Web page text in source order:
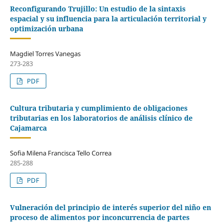
Reconfigurando Trujillo: Un estudio de la sintaxis
espacial y su influencia para la articulación territorial y
optimización urbana
Magdiel Torres Vanegas
273-283
PDF
Cultura tributaria y cumplimiento de obligaciones
tributarias en los laboratorios de análisis clínico de
Cajamarca
Sofia Milena Francisca Tello Correa
285-288
PDF
Vulneración del principio de interés superior del niño en
proceso de alimentos por inconcurrencia de partes